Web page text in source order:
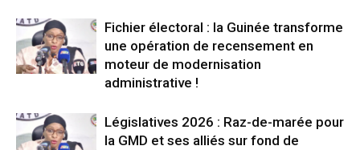
Fichier électoral : la Guinée transforme
une opération de recensement en
moteur de modernisation
administrative !
Législatives 2026 : Raz-de-marée pour
la GMD et ses alliés sur fond de